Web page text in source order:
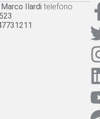
Marco Ilardi telefono